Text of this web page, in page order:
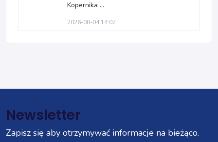
Kopernika ...
2026-08-04 14:02
Newsletter
Zapisz się aby otrzymywać informacje na bieżąco.